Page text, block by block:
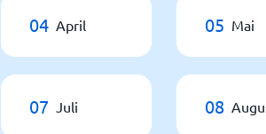
04 April 05 Mai
07 Juli 08